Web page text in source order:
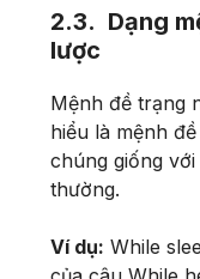
2.3. Dạng
lược
Mệnh đề trạng
hiểu là mệnh
chúng giống
thường.
Ví dụ: While